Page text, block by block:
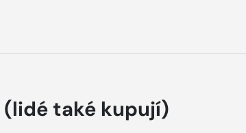
(lidé také kupují)